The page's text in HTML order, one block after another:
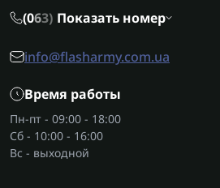
(063) Показать номер
info@flasharmy.com.ua
Время работы
Пн-пт - 09:00 - 18:00
Сб - 10:00 - 16:00
Вс - выходной